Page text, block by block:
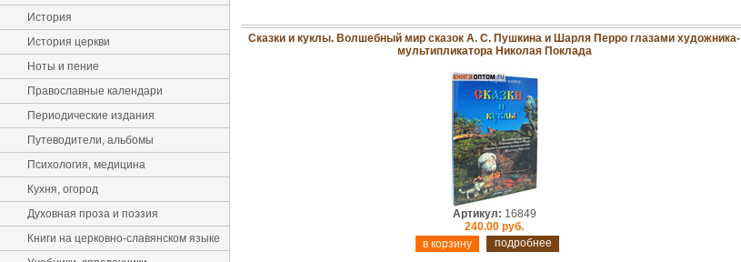
История
История церкви
Ноты и пение
Православные календари
Периодические издания
Путеводители, альбомы
Психология, медицина
Кухня, огород
Духовная проза и поэзия
Книги на церковно-славянском языке
Сказки и куклы. Волшебный мир сказок А. С. Пушкина и Шарля Перро глазами художника-
мультипликатора Николая Поклада
Артикул: 16849
240.00 руб.
подробнее